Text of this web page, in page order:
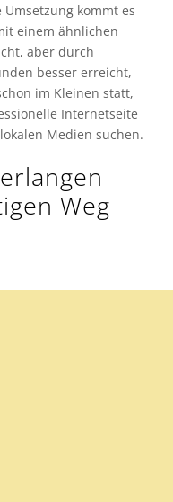
kommt es
einem ähnlichen
aber durch
besser erreicht,
im Kleinen statt,
Internetseite
Medien suchen.
Weg